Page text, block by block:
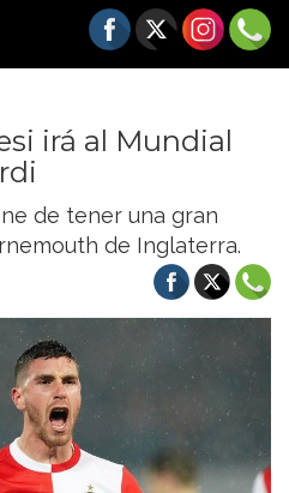
irá al Mundial
de tener una gran
de Inglaterra.